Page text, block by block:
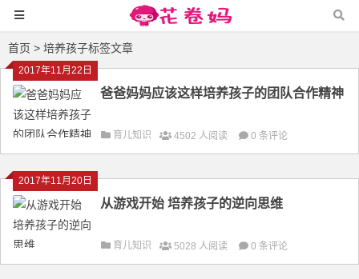
首页 > 培养孩子标签文章
2017年11月22日
爸爸妈妈应该这样培养孩子的团队合作精神
育儿知识 4502 人阅读 0 条评论
2017年11月20日
从游戏开始 培养孩子的逆向思维
育儿知识 5028 人阅读 0 条评论